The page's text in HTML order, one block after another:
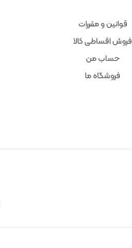
قوانین و مقررات
فروش اقساطی کالا
حساب من
فروشگاه ما